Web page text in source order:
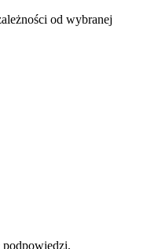
od wybranej